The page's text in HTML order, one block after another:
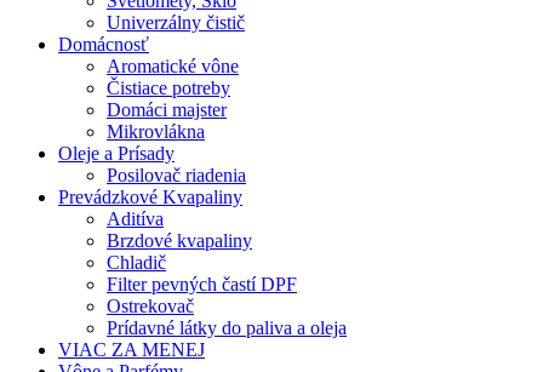
Univerzálny čistič
Domácnosť
Aromatické vône
Čistiace potreby
Domáci majster
Mikrovlákna
Oleje a Prísady
Posilovač riadenia
Prevádzkové Kvapaliny
Aditíva
Brzdové kvapaliny
Chladič
Filter pevných častí DPF
Ostrekovač
Prídavné látky do paliva a oleja
VIAC ZA MENEJ